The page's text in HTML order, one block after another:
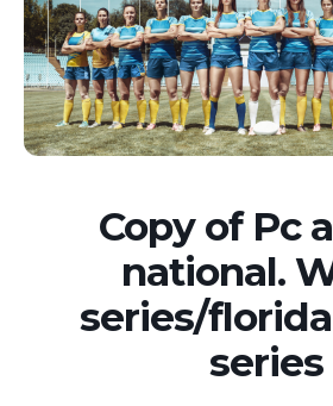
Copy of Pc
national.
series/
series